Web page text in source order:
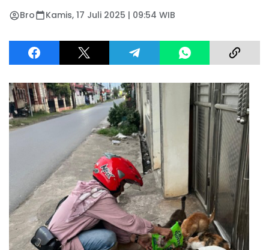
Bro Kamis, 17 Juli 2025 | 09:54 WIB